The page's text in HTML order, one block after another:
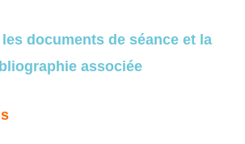
documents de séance et la
associée